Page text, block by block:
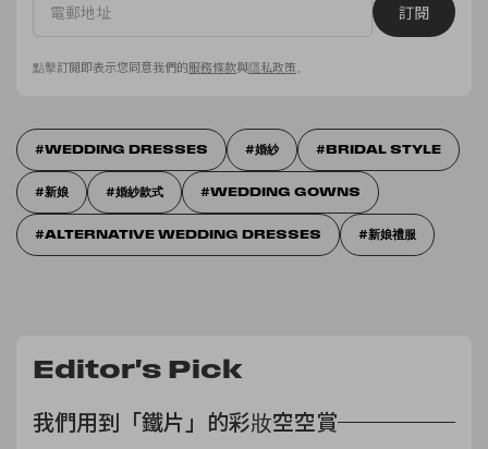
訂閱
點擊訂閱即表示您同意我們的服務條款與隱私政策
WEDDING DRESSES 婚紗 BRIDAL STYLE
新娘 婚紗款式 WEDDING GOWNS
ALTERNATIVE WEDDING DRESSES 新娘禮服
Editor's Pick
我們用到「鐵片」的彩妝空空賞